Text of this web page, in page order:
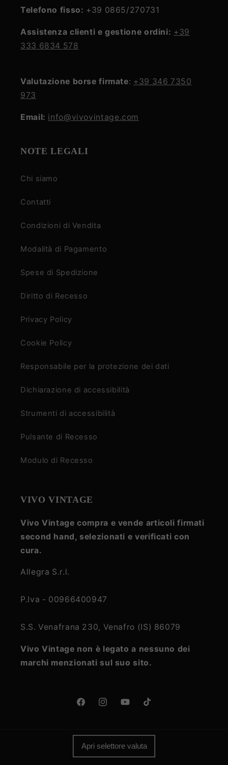
Telefono fisso: +39 0865/270731
Assistenza clienti e gestione ordini: +39
333 6834 578
Valutazione borse firmate: +39 346 7350
973
Email: info@vivovintage.com
NOTE LEGALI
Chi siamo
Contatti
Condizioni di Vendita
Modalità di Pagamento
Spese di Spedizione
Diritto di Recesso
Privacy Policy
Cookie Policy
Responsabile per la protezione dei dati
Dichiarazione di accessibilità
Strumenti di accessibilità
Pulsante di Recesso
Modulo di Recesso
VIVO VINTAGE
Vivo Vintage compra e vende articoli firmati
second hand, selezionati e verificati con
cura.
Allegra S.r.l.
P.Iva - 00966400947
S.S. Venafrana 230, Venafro (IS) 86079
Vivo Vintage non è legato a nessuno dei
marchi menzionati sul suo sito.
FacebookInstagramYouTubeTikTok
Apri selettore valuta